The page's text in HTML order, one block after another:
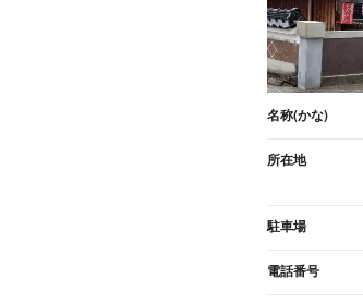
名称(かな)
所在地
駐車場
電話番号